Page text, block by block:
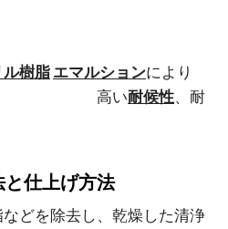
ル樹脂エマルションにより
耐候性、耐
と仕上げ方法
などを除去し、乾燥した清浄